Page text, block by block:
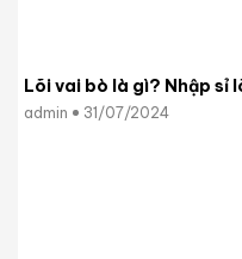
Lõi vai bò là gì? Nhập sỉ
admin 31/07/2024